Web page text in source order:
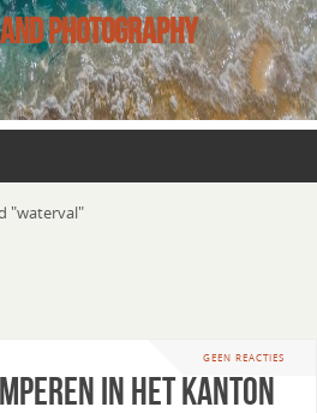
PHOTOGRAPHY
"waterval"
GEEN REACTIES
in het kanton